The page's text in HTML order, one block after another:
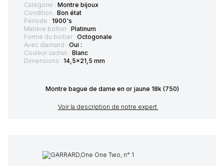
Catégorie : Montre bijoux
Condition : Bon état
Période : 1900's
Matière boîtier : Platinum
Forme du boitier : Octogonale
Avec diamand : Oui :
Couleur cadran : Blanc
Dimensions : 14,5x21,5 mm
Montre bague de dame en or jaune 18k (750)
Voir la description de notre expert